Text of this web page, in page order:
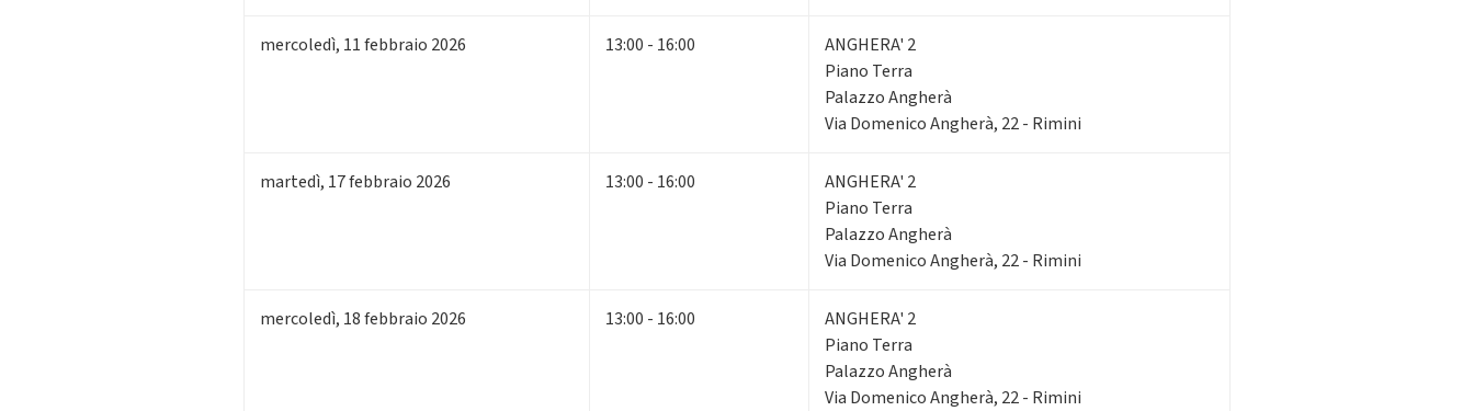
mercoledì, 11febbraio 2026 13:00 - 16:00
ANGHERA' 2
Piano Terra
Palazzo Angherà
Via Domenico Angherà, 22 - Rimini
martedì, 17febbraio 2026 13:00 - 16:00
ANGHERA' 2
Piano Terra
Palazzo Angherà
Via Domenico Angherà, 22 - Rimini
mercoledì, 18febbraio 2026 13:00 - 16:00
ANGHERA' 2
Piano Terra
Palazzo Angherà
Via Domenico Angherà, 22 - Rimini